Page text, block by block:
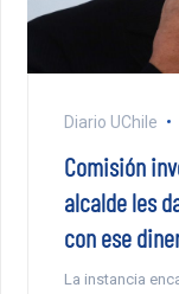
Diario UChile
Comisión
alcalde les
con ese
La instancia